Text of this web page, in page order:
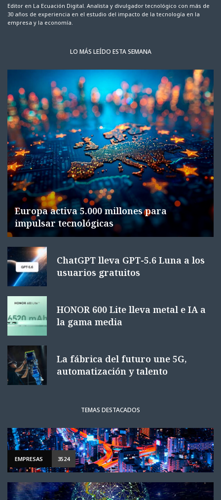
Editor en La Ecuación Digital. Analista y divulgador tecnológico con más de
30 años de experiencia en el estudio del impacto de la tecnología en la
empresa y la economía.
LO MÁS LEÍDO ESTA SEMANA
Europa activa 5.000 millones para
impulsar tecnológicas
ChatGPT lleva GPT-5.6 Luna a los
usuarios gratuitos
HONOR 600 Lite lleva metal e IA a
la gama media
La fábrica del futuro une 5G,
automatización y talento
TEMAS DESTACADOS
EMPRESAS 3524